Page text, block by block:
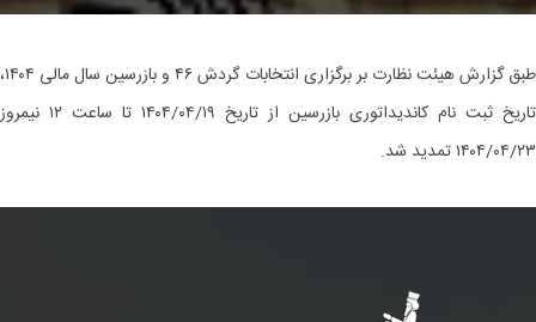
طبق گزارش هیئت نظارت بر برگزاری انتخابات گردش ۴۶ و بازرسین سال مالی ۱۴۰۴،
تاریخ ثبت نام کاندیداتوری بازرسین از تاریخ ۱۴۰۴/۰۴/۱۹ تا ساعت ۱۲ نیمروز
۱۴۰۴/۰۴/۲۳ تمدید شد.